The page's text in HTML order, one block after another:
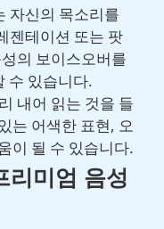
자신의 목소리를
젠테이션 또는 팟
의 보이스오버를
수 있습니다.
내어 읽는 것을 들
는 어색한 표현, 오
이 될 수 있습니다.
리미엄 음성